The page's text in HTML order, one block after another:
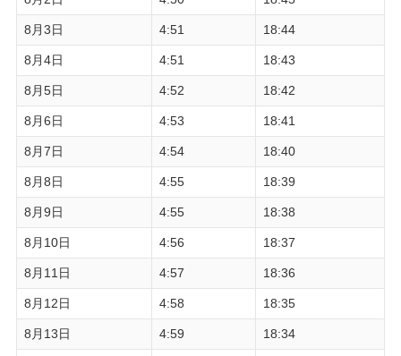
8月3日 4:51 18:44
8月4日 4:51 18:43
8月5日 4:52 18:42
8月6日 4:53 18:41
8月7日 4:54 18:40
8月8日 4:55 18:39
8月9日 4:55 18:38
8月10日 4:56 18:37
8月11日 4:57 18:36
8月12日 4:58 18:35
8月13日 4:59 18:34